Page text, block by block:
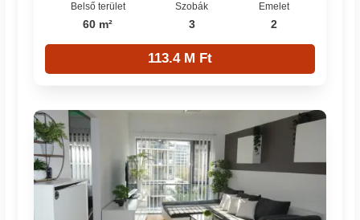
Belső terület
60 m²
Szobák
3
Emelet
2
113.4 M Ft